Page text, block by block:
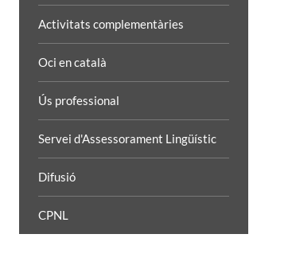
Activitats complementàries
Oci en català
Ús professional
Servei d'Assessorament Lingüístic
Difusió
CPNL